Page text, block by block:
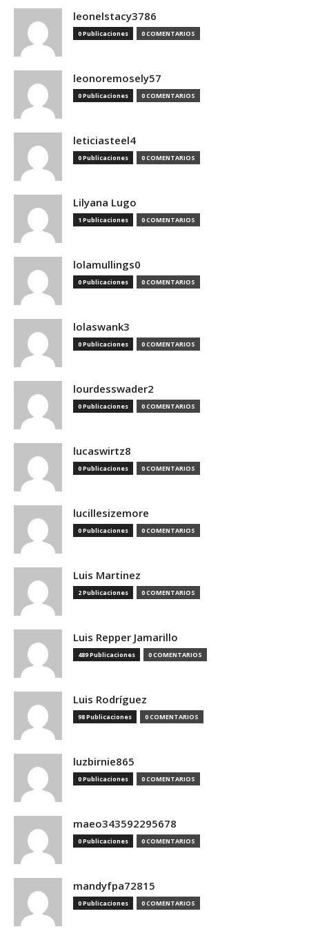
leonelstacy3786
0 Publicaciones 0 COMENTARIOS
leonoremosely57
0 Publicaciones 0 COMENTARIOS
leticiasteel4
0 Publicaciones 0 COMENTARIOS
Lilyana Lugo
1 Publicaciones 0 COMENTARIOS
lolamullings0
0 Publicaciones 0 COMENTARIOS
lolaswank3
0 Publicaciones 0 COMENTARIOS
lourdesswader2
0 Publicaciones 0 COMENTARIOS
lucaswirtz8
0 Publicaciones 0 COMENTARIOS
lucillesizemore
0 Publicaciones 0 COMENTARIOS
Luis Martinez
2 Publicaciones 0 COMENTARIOS
Luis Repper Jamarillo
489 Publicaciones 0 COMENTARIOS
Luis Rodríguez
98 Publicaciones 0 COMENTARIOS
luzbirnie865
0 Publicaciones 0 COMENTARIOS
maeo343592295678
0 Publicaciones 0 COMENTARIOS
mandyfpa72815
0 Publicaciones 0 COMENTARIOS